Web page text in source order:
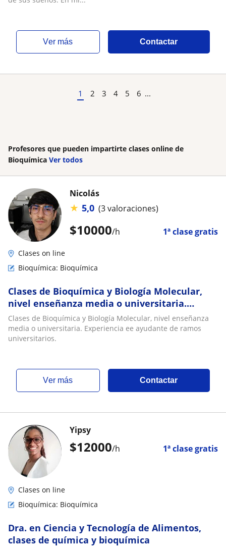
ver más Contactar
1 2 3 4 5 6 ...
Profesores que pueden impartirte clases online de
Bioquímica Ver todos
$10000/h 1ª clase gratis
Nicolás
★ 5,0 (3 valoraciones)
Clases on line
Bioquímica: Bioquímica
Clases de Bioquímica y Biología Molecular,
nivel enseñanza media o universitaria.
Experiencia ee ayudante de ramos
universitarios
Clases de Bioquímica y Biología Molecular, nivel enseñanza
media o universitaria. Experiencia ee ayudante de ramos
universitarios.
ver más Contactar
$12000/h 1ª clase gratis
Yipsy
Clases on line
Bioquímica: Bioquímica
Dra. en Ciencia y Tecnología de Alimentos,
clases de química y bioquímica